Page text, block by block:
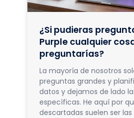
¿Si pudieras
Purple cualquier
preguntarías?
La mayoría de nosotros
preguntas grandes y
datos y dejamos de lado
específicas. He aquí por
descartadas suelen ser las